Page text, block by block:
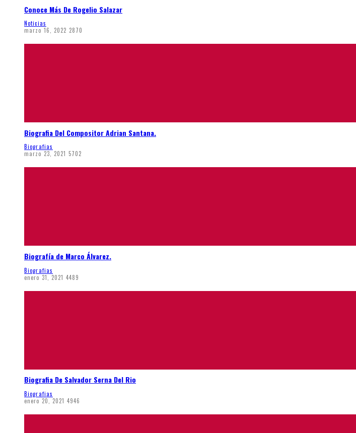
Conoce Más De Rogelio Salazar
Noticias
marzo 16, 2022 2870
Biografia Del Compositor Adrian Santana.
Biografias
marzo 23, 2021 5702
Biografía de Marco Álvarez.
Biografias
enero 31, 2021 4489
Biografia De Salvador Serna Del Rio
Biografias
enero 20, 2021 4946